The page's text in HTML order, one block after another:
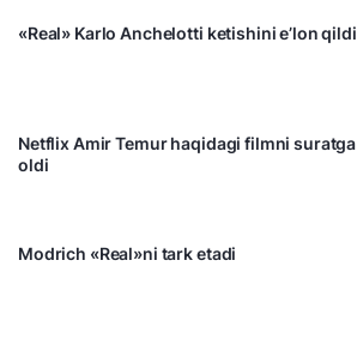
«Real» Karlo Anchelotti ketishini e’lon qildi
Netflix Amir Temur haqidagi filmni suratga
oldi
Modrich «Real»ni tark etadi